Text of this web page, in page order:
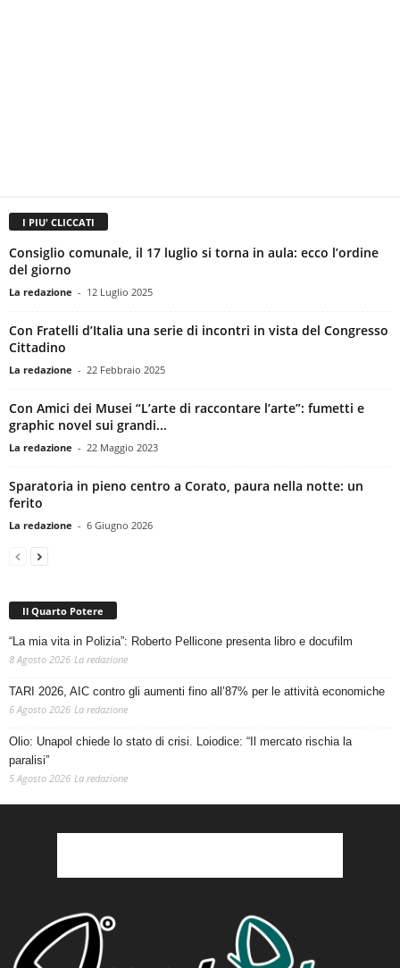
I PIU' CLICCATI
Consiglio comunale, il 17 luglio si torna in aula: ecco l’ordine
del giorno
La redazione - 12 Luglio 2025
Con Fratelli d’Italia una serie di incontri in vista del Congresso
Cittadino
La redazione - 22 Febbraio 2025
Con Amici dei Musei “L’arte di raccontare l’arte”: fumetti e
graphic novel sui grandi...
La redazione - 22 Maggio 2023
Sparatoria in pieno centro a Corato, paura nella notte: un
ferito
La redazione - 6 Giugno 2026
Il Quarto Potere
“La mia vita in Polizia”: Roberto Pellicone presenta libro e docufilm
8 Agosto 2026 La redazione
TARI 2026, AIC contro gli aumenti fino all’87% per le attività economiche
6 Agosto 2026 La redazione
Olio: Unapol chiede lo stato di crisi. Loiodice: “Il mercato rischia la
paralisi”
5 Agosto 2026 La redazione